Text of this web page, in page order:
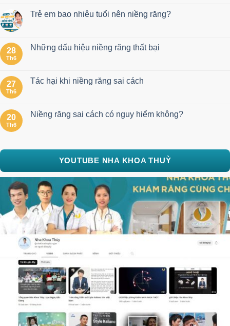
Trẻ em bao nhiêu tuổi nên niềng răng?
28
Th6
Những dấu hiệu niềng răng thất bại
27
Th6
Tác hại khi niềng răng sai cách
20
Th6
Niềng răng sai cách có nguy hiểm không?
YOUTUBE NHA KHOA THUỲ